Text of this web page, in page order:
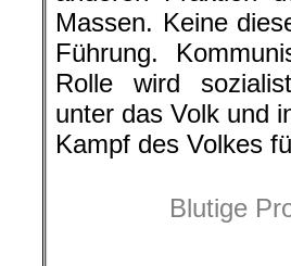
Massen. Keine
Führung.
Rolle wird
unter das Volk und
Kampf des Volkes
Blutige